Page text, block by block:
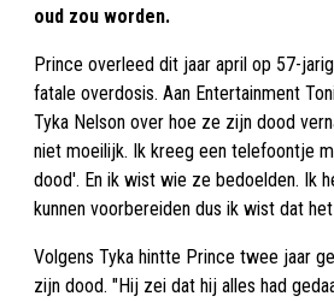
oud zou worden.
Prince overleed dit jaar april op 57-
fatale overdosis. Aan Entertainment
Tyka Nelson over hoe ze zijn dood
niet moeilijk. Ik kreeg een telefoontje
dood'. En ik wist wie ze bedoelden. Ik
kunnen voorbereiden dus ik wist dat
Volgens Tyka hintte Prince twee jaar
zijn dood. "Hij zei dat hij alles had